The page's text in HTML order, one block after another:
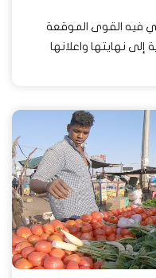
تمضي فيه القوى الموقعة
إلى نهايتها واعلانها